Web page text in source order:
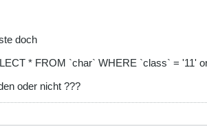
doch
* FROM `char` WHERE `class` = '11'
oder nicht ???